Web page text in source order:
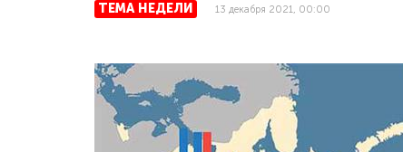
ТЕМА НЕДЕЛИ 13 декабря 2021, 00:00